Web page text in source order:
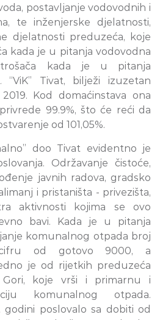
postavljanje vodovodnih i
te inženjerske djelatnosti,
djelatnosti preduzeća, koje
kada je u pitanja vodovodna
kada je u pitanja
“ViK” Tivat, bilježi izuzetan
Kod domaćinstava ona
99.9%, što će reći da
od 101,05%.
doo Tivat evidentno je
Održavanje čistoće,
javnih radova, gradsko
i pristaništa - privezišta,
aktivnosti kojima se ovo
bavi. Kada je u pitanja
komunalnog otpada broj
cifru od gotovo 9000, a
je od rijetkih preduzeća
koje vrši i primarnu i
komunalnog otpada.
godini poslovalo sa dobiti od